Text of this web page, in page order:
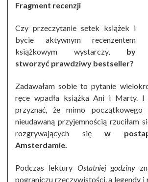
Fragment recenzji
Czy przeczytanie setek książek i
bycie aktywnym recenzentem
książkowym wystarczy, by
stworzyć prawdziwy bestseller?
Zadawałam sobie to pytanie
ręce wpadła książka Ani i Marty. I
przyznać, że mimo początkowego
nieudawaną przyjemnością rzuciłam
rozgrywających sięw
Amsterdamie.
Podczas lektury Ostatniej godziny
pograniczu rzeczywistości, a legendy i